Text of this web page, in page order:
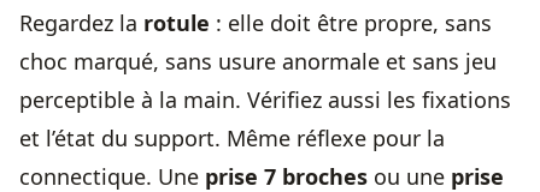
Regardez la rotule : elle doit être propre, sans
choc marqué, sans usure anormale et sans jeu
perceptible à la main. Vérifiez aussi les fixations
et l’état du support. Même réflexe pour la
connectique. Une prise 7 broches ou une prise